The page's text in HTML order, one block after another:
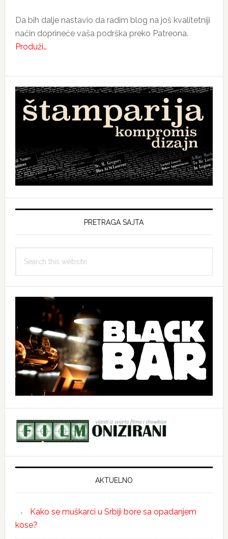
Da bih dalje nastavio da radim blog na još kvalitetniji
način doprineće vaša podrška preko Patreona.
Produži…
PRETRAGA SAJTA
this
AKTUELNO
Kako se muškarci u Srbiji bore sa opadanjem
kose?